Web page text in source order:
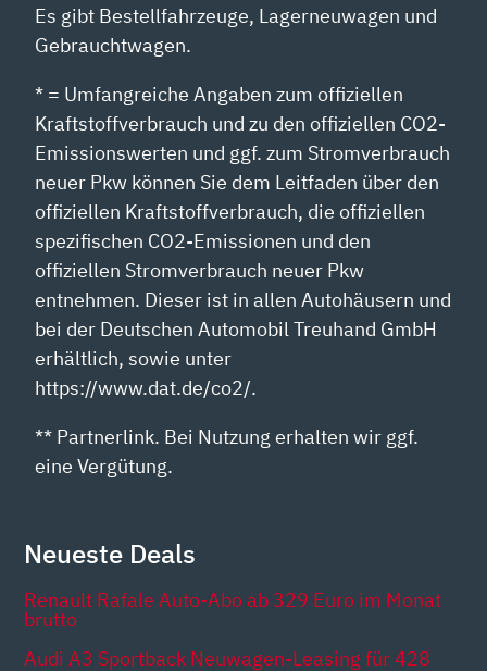
Es gibt Bestellfahrzeuge, Lagerneuwagen und
Gebrauchtwagen.
* = Umfangreiche Angaben zum offiziellen
Kraftstoffverbrauch und zu den offiziellen CO2-
Emissionswerten und ggf. zum Stromverbrauch
neuer Pkw können Sie dem Leitfaden über den
offiziellen Kraftstoffverbrauch, die offiziellen
spezifischen CO2-Emissionen und den
offiziellen Stromverbrauch neuer Pkw
entnehmen. Dieser ist in allen Autohäusern und
bei der Deutschen Automobil Treuhand GmbH
erhältlich, sowie unter
https://www.dat.de/co2/.
** Partnerlink. Bei Nutzung erhalten wir ggf.
eine Vergütung.
Neueste Deals
Renault Rafale Auto-Abo ab 329 Euro im Monat
brutto
Audi A3 Sportback Neuwagen-Leasing für 428